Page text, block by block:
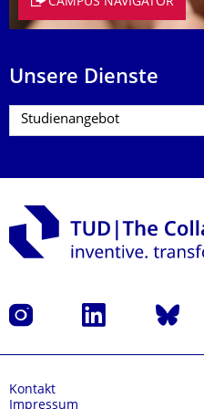
Unsere Dienste
Instagram LinkedIn Bluesky
Kontakt
Impressum